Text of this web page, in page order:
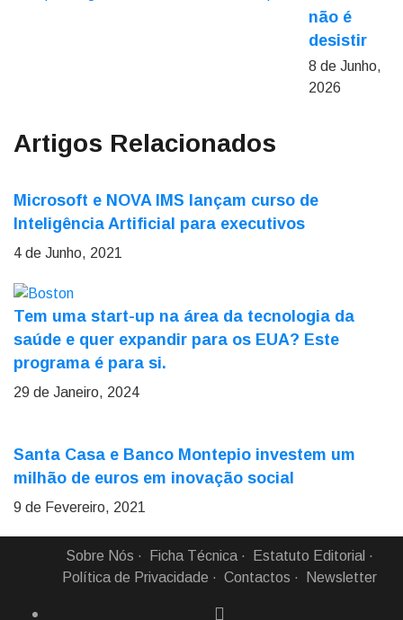
não é
desistir
8 de Junho,
2026
Artigos Relacionados
Microsoft e NOVA IMS lançam curso de
Inteligência Artificial para executivos
4 de Junho, 2021
Tem uma start-up na área da tecnologia da
saúde e quer expandir para os EUA? Este
programa é para si.
29 de Janeiro, 2024
Santa Casa e Banco Montepio investem um
milhão de euros em inovação social
9 de Fevereiro, 2021
Sobre Nós Ficha Técnica
Estatuto Editorial
Política de Privacidade
Contactos Newsletter